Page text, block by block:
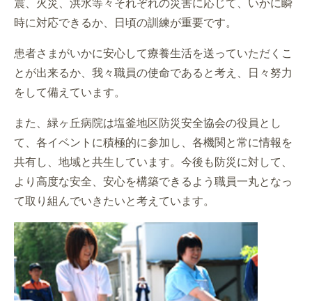
震、火災、洪水等々それぞれの災害に応じて、いかに瞬
時に対応できるか、日頃の訓練が重要です。
患者さまがいかに安心して療養生活を送っていただくこ
とが出来るか、我々職員の使命であると考え、日々努力
をして備えています。
また、緑ヶ丘病院は塩釜地区防災安全協会の役員とし
て、各イベントに積極的に参加し、各機関と常に情報を
共有し、地域と共生しています。今後も防災に対して、
より高度な安全、安心を構築できるよう職員一丸となっ
て取り組んでいきたいと考えています。